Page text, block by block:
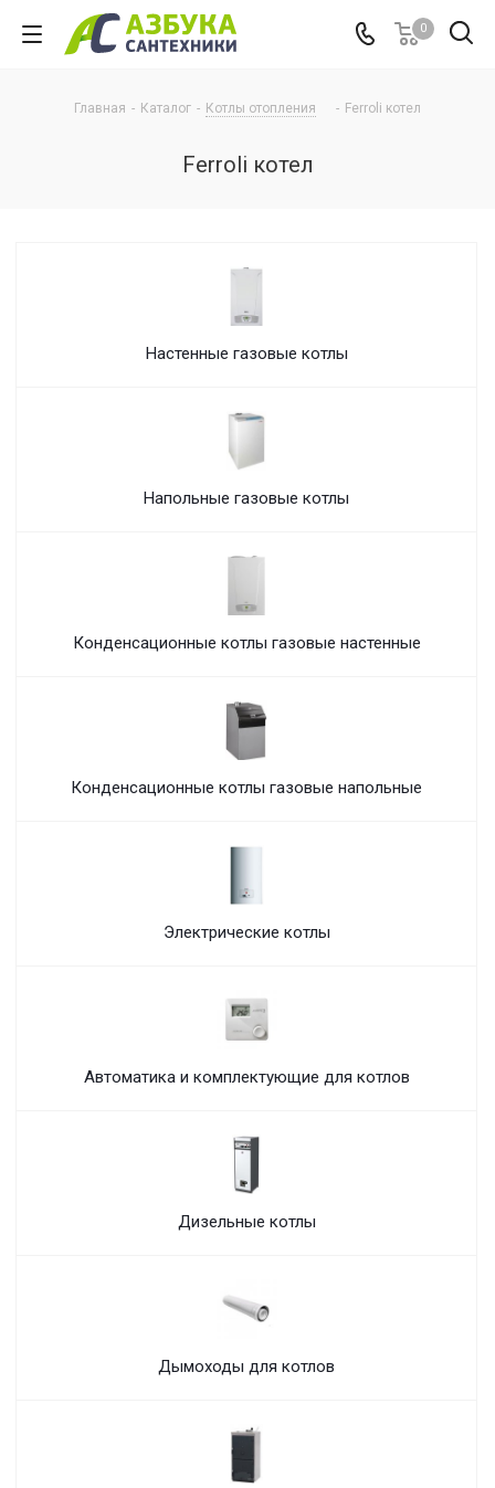
0
Главная - Каталог - Котлы отопления - Ferroli котел
Ferroli котел
Настенные газовые котлы
Напольные газовые котлы
Конденсационные котлы газовые настенные
Конденсационные котлы газовые напольные
Электрические котлы
Автоматика и комплектующие для котлов
Дизельные котлы
Дымоходы для котлов